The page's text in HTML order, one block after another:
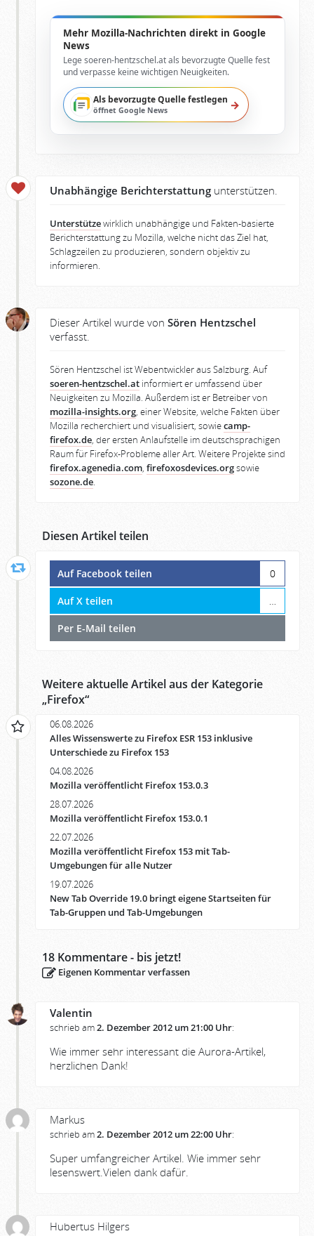
Mehr Mozilla-Nachrichten direkt in Google
News
Lege soeren-hentzschel.at als bevorzugte Quelle fest
und verpasse keine wichtigen Neuigkeiten.
Als bevorzugte Quelle festlegen
öffnet Google News →
Unabhängige Berichterstattung unterstützen.
Unterstützewirklich unabhängige und Fakten-basierte
Berichterstattung zu Mozilla, welche nicht das Ziel hat,
Schlagzeilen zu produzieren, sondern objektiv zu
informieren.
Dieser Artikel wurde von Sören Hentzschel
verfasst.
Sören Hentzschel ist Webentwickler aus Salzburg. Auf
soeren-hentzschel.at informiert er umfassend über
Neuigkeiten zu Mozilla. Außerdem ist er Betreiber von
mozilla-insights.org, einer Website, welche Fakten über
Mozilla recherchiert und visualisiert, sowiecamp-
firefox.de, der ersten Anlaufstelle im deutschsprachigen
Raum für Firefox-Probleme aller Art. Weitere Projekte sind
firefox.agenedia.com, firefoxosdevices.orgsowie
sozone.de.
Diesen Artikel teilen
Auf Facebook teilen 0
Auf X teilen …
Per E-Mail teilen
Weitere aktuelle Artikel aus der Kategorie
„Firefox“
06.08.2026
Alles Wissenswerte zu Firefox ESR 153 inklusive
Unterschiede zu Firefox 153
04.08.2026
Mozilla veröffentlicht Firefox 153.0.3
28.07.2026
Mozilla veröffentlicht Firefox 153.0.1
22.07.2026
Mozilla veröffentlicht Firefox 153 mit Tab-
Umgebungen für alle Nutzer
19.07.2026
New Tab Override 19.0 bringt eigene Startseiten für
Tab-Gruppen und Tab-Umgebungen
18 Kommentare - bis jetzt!
Eigenen Kommentar verfassen
Valentin
schrieb am2. Dezember 2012 um 21:00 Uhr:
Wie immer sehr interessant die Aurora-Artikel,
herzlichen Dank!
Markus
schrieb am2. Dezember 2012 um 22:00 Uhr:
Super umfangreicher Artikel. Wie immer sehr
lesenswert.Vielen dank dafür.
Hubertus Hilgers